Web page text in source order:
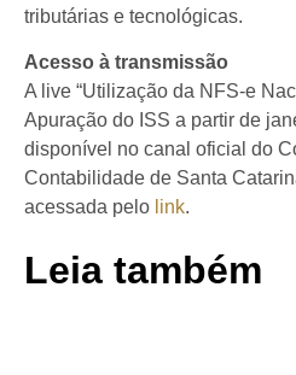
tributárias e tecnológicas.
Acesso à transmissão
A live “Utilização da NFS-e
Apuração do ISS a partir de
disponível no canal oficial do
Contabilidade de Santa
acessada pelo link.
Leia também